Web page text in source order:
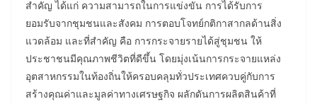
สำคัญ ได้แก่ ความสามารถในการแข่งขัน การได้รับการ
ยอมรับจากชุมชนและสังคม การตอบโจทย์กติกาสากลด้านสิ่ง
แวดล้อม และที่สำคัญ คือ การกระจายรายได้สู่ชุมชน ให้
ประชาชนมีคุณภาพชีวิตที่ดีขึ้น โดยมุ่งเน้นการกระจายแหล่ง
อุตสาหกรรมในท้องถิ่นให้ครอบคลุมทั่วประเทศควบคู่กับการ
สร้างคุณค่าและมูลค่าทางเศรษฐกิจ ผลักดันการผลิตสินค้าที่